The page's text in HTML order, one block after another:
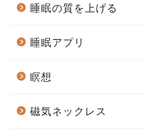
睡眠の質を上げる
睡眠アプリ
瞑想
磁気ネックレス